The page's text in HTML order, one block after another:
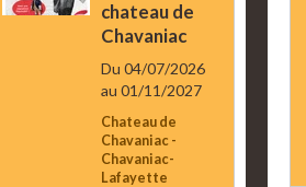
chateau de
Chavaniac
Du 04/07/2026
au 01/11/2027
Chateau de
Chavaniac -
Chavaniac-
Lafayette